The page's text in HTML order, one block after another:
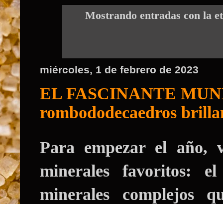
Mostrando entradas con la
miércoles, 1 de febrero de 2023
EL FASCINANTE
rombododecaedros
Para empezar el año,
minerales favoritos:
minerales complejos